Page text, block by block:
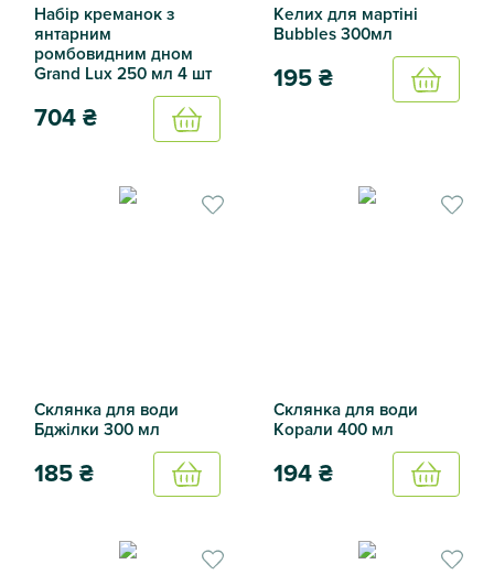
Набір креманок з
янтарним
ромбовидним дном
Grand Lux ​​250 мл 4 шт
704₴
Купить
Келих для мартіні
Bubbles 300мл
195₴
Купить
Склянка для води
Бджілки 300 мл
185₴
Купить
Склянка для води
Корали 400 мл
194₴
Купить